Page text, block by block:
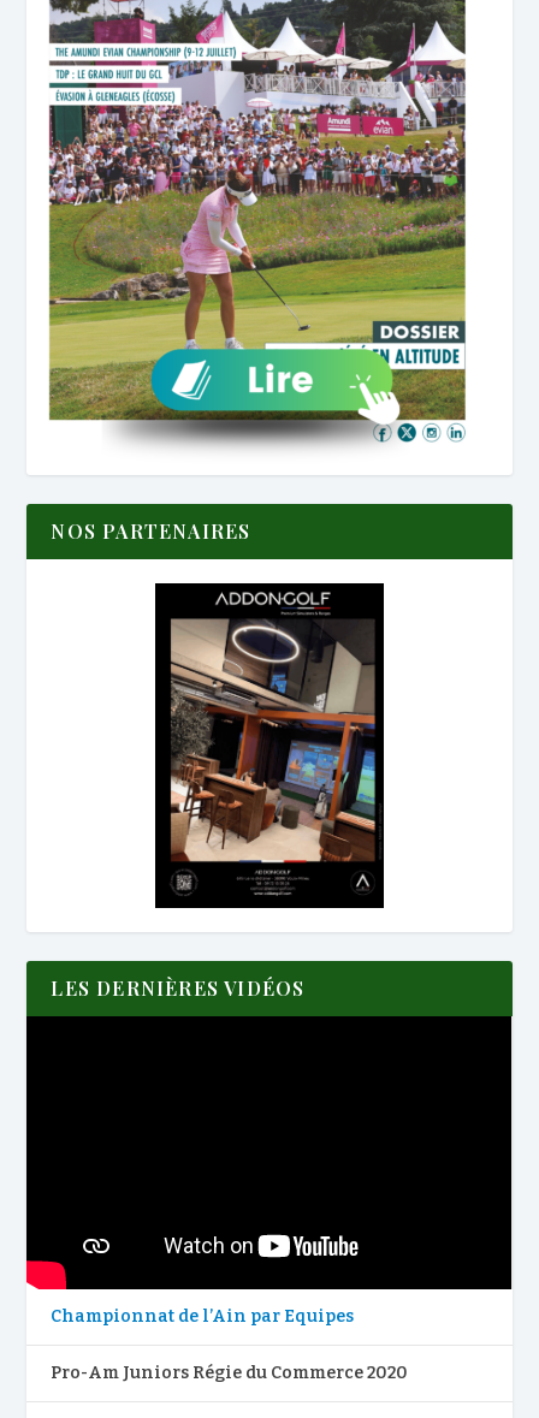
NOS PARTENAIRES
LES DERNIÈRES VIDÉOS
Championnat de l’Ain par Equipes
Pro-Am Juniors Régie du Commerce 2020